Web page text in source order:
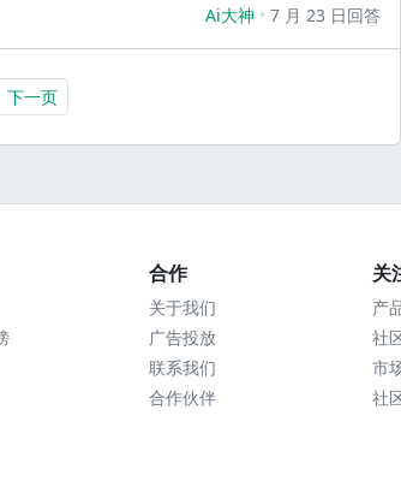
Ai大神 7 月 23 日回答
下一页
合作
关于我们
广告投放
联系我们
合作伙伴
关
产
社
市
社